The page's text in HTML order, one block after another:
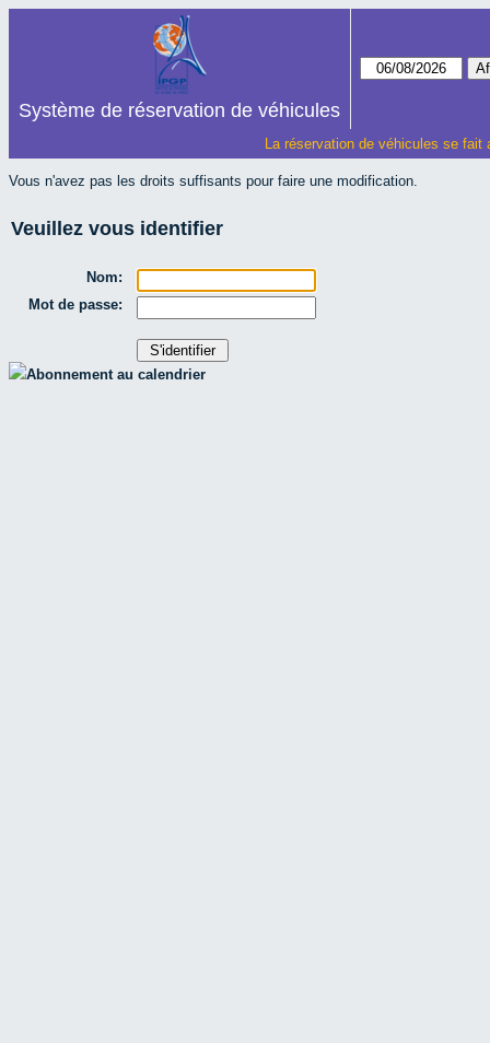
Système de réservation de véhicules
La réservation de véhicules se
Vous n'avez pas les droits suffisants pour faire une modification.
Veuillez vous identifier
Nom:
Mot de passe:
Abonnement au calendrier